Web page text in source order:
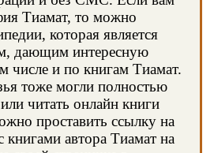
Тиамат, то можно
которая является
дающим интересную
числе и по книгам Тиамат.
тоже могли полностью
читать онлайн книги
проставить ссылку на
книгами автора Тиамат на